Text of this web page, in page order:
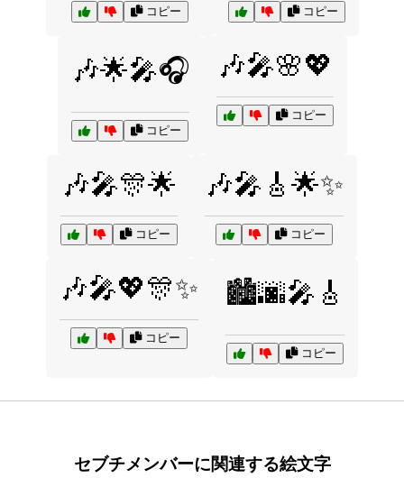
コピー コピー
🎶🌟🎤🎧
コピー
🎶🎤🌸💖
コピー
🎶🎤🎊🌟
コピー
🎶🎤🎸🌟✨
コピー
🎶🎤💖🎊✨
コピー
🏙️🌆🎤🎸
コピー
セブチメンバーに関連する絵文字